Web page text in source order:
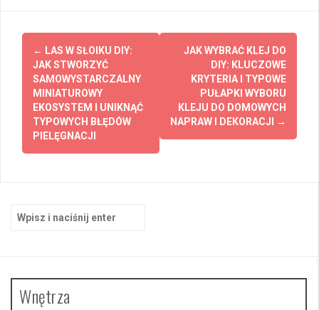
Zobacz
wpisy
← LAS W SŁOIKU DIY:
JAK STWORZYĆ
SAMOWYSTARCZALNY
MINIATUROWY
EKOSYSTEM I UNIKNĄĆ
TYPOWYCH BŁĘDÓW
PIELĘGNACJI
JAK WYBRAĆ KLEJ DO
DIY: KLUCZOWE
KRYTERIA I TYPOWE
PUŁAPKI WYBORU
KLEJU DO DOMOWYCH
NAPRAW I DEKORACJI
→
Wnętrza